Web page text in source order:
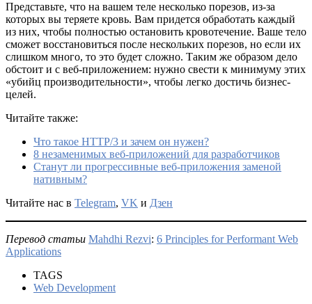
Представьте, что на вашем теле несколько порезов, из-за
которых вы теряете кровь. Вам придется обработать каждый
из них, чтобы полностью остановить кровотечение. Ваше тело
сможет восстановиться после нескольких порезов, но если их
слишком много, то это будет сложно. Таким же образом дело
обстоит и с веб-приложением: нужно свести к минимуму этих
«убийц производительности», чтобы легко достичь бизнес-
целей.
Читайте также:
Что такое HTTP/3 и зачем он нужен?
8 незаменимых веб-приложений для разработчиков
Станут ли прогрессивные веб-приложения заменой
нативным?
Читайте нас в Telegram, VK и Дзен
Перевод статьи Mahdhi Rezvi: 6 Principles for Performant Web
Applications
TAGS
Web Development